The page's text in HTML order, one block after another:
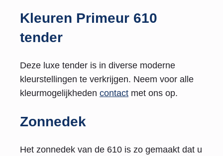
Kleuren Primeur 610
tender
Deze luxe tender is in diverse moderne
kleurstellingen te verkrijgen. Neem voor alle
kleurmogelijkheden contact met ons op.
Zonnedek
Het zonnedek van de 610 is zo gemaakt dat u